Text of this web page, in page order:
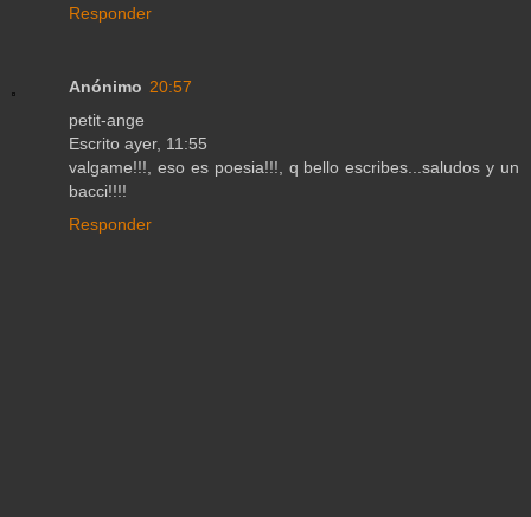
Responder
Anónimo 20:57
petit-ange
Escrito ayer, 11:55
valgame!!!, eso es poesia!!!, q bello escribes...saludos y un
bacci!!!!
Responder